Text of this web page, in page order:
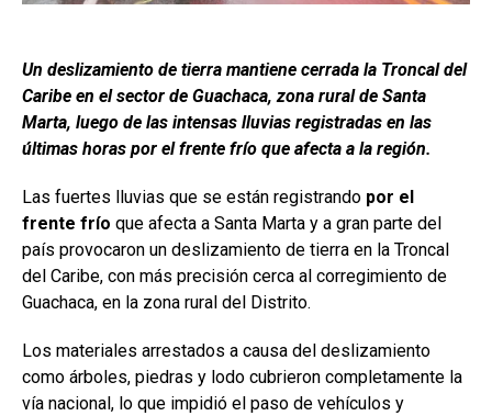
Un deslizamiento de tierra mantiene cerrada la Troncal del
Caribe en el sector de Guachaca, zona rural de Santa
Marta, luego de las intensas lluvias registradas en las
últimas horas por el frente frío que afecta a la región.
Las fuertes lluvias que se están registrando por el
frente frío que afecta a Santa Marta y a gran parte del
país provocaron un deslizamiento de tierra en la Troncal
del Caribe, con más precisión cerca al corregimiento de
Guachaca, en la zona rural del Distrito.
Los materiales arrestados a causa del deslizamiento
como árboles, piedras y lodo cubrieron completamente la
vía nacional, lo que impidió el paso de vehículos y